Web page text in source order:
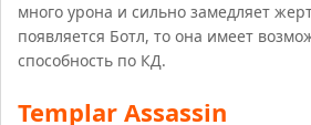
много урона и сильно замедляет
появляется Ботл, то она имеет
способность по КД.
Templar Assassin